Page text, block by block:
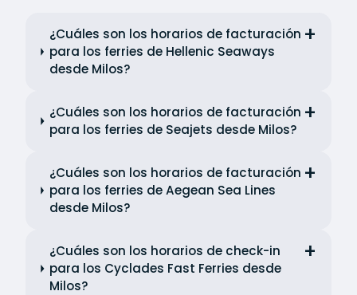
¿Cuáles son los horarios de facturación
para los ferries de Hellenic Seaways
desde Milos?
¿Cuáles son los horarios de facturación
para los ferries de Seajets desde Milos?
¿Cuáles son los horarios de facturación
para los ferries de Aegean Sea Lines
desde Milos?
¿Cuáles son los horarios de check-in
para los Cyclades Fast Ferries desde
Milos?